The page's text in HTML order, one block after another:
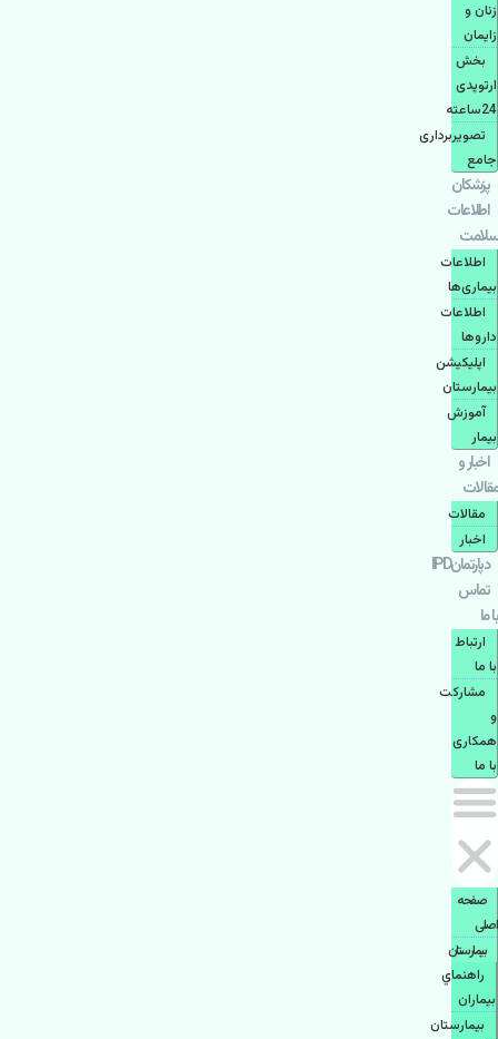
زنان و
زایمان
بخش
ارتوپدی
24ساعته
تصویربرداری
جامع
پزشكان
اطلاعات
سلامت
اطلاعات
بیماری‌ها
اطلاعات
دارو‌ها
اپليكيشن
بيمارستان
آموزش
بیمار
اخبار و
مقالات
مقالات
اخبار
دپارتمانIPD
تماس
با ما
ارتباط
با ما
مشاركت
و
همكاری
با ما
صفحه
اصلی
بيمارستان
راهنماي
بیماران
بیمارستان